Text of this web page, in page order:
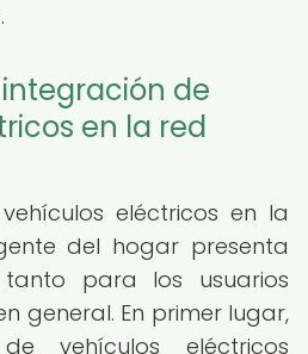
de
en la red
eléctricos en la
del hogar presenta
tanto para los usuarios
general. En primer lugar,
vehículos eléctricos